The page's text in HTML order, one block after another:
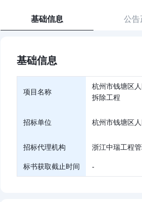
基础信息 公告
基础信息
项目名称
杭州市钱塘区
拆除工程
招标单位 杭州市钱塘区
招标代理机构 浙江中瑞工程
标书获取截止时间 -